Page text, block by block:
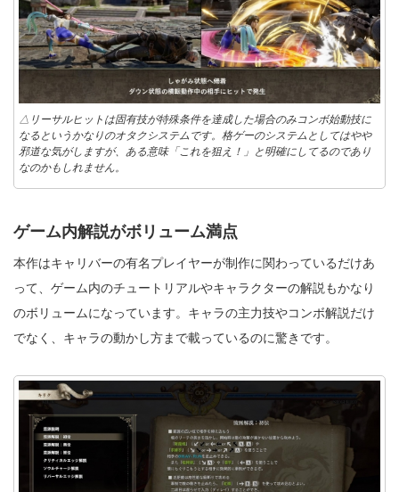
△リーサルヒットは固有技が特殊条件を達成した場合のみコンボ始動技に
なるというかなりのオタクシステムです。格ゲーのシステムとしてはやや
邪道な気がしますが、ある意味「これを狙え！」と明確にしてるのであり
なのかもしれません。
ゲーム内解説がボリューム満点
本作はキャリバーの有名プレイヤーが制作に関わっているだけあ
って、ゲーム内のチュートリアルやキャラクターの解説もかなり
のボリュームになっています。キャラの主力技やコンボ解説だけ
でなく、キャラの動かし方まで載っているのに驚きです。